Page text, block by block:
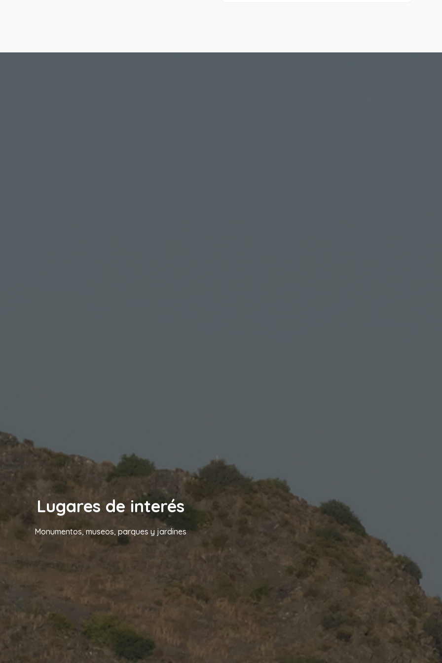
Lugares de interés
Monumentos, museos, parques y jardines